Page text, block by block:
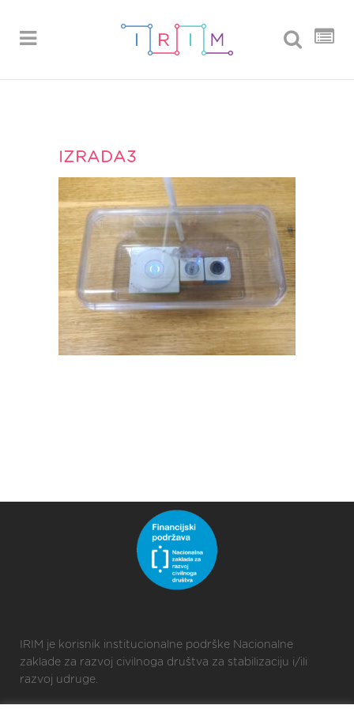
IZRADA3
IRIM je korisnik institucionalne podrške Nacionalne
zaklade za razvoj civilnoga društva za stabilizaciju i/ili
razvoj udruge.